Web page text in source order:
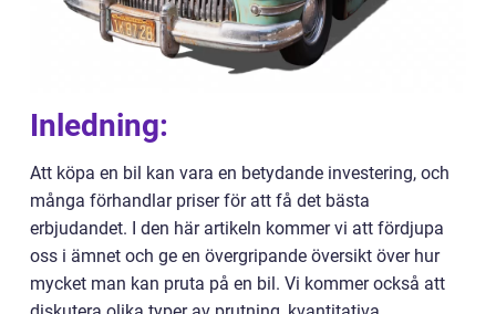
Inledning:
Att köpa en bil kan vara en betydande investering, och
många förhandlar priser för att få det bästa
erbjudandet. I den här artikeln kommer vi att fördjupa
oss i ämnet och ge en övergripande översikt över hur
mycket man kan pruta på en bil. Vi kommer också att